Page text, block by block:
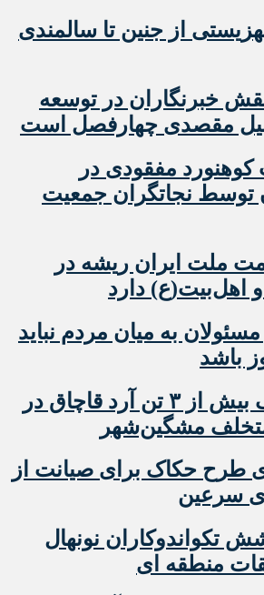
از جنین تا سالمندی
خبرنگاران در توسعه
مقصدی چهارفصل است
کوهنورد مفقودی در
توسط نجاتگران جمعیت
ملت ایران ریشه در
اهل‌بیت(ع) دارد
به میان مردم نباید
باشد
کشف بیش از ۳ تن آرد قاچاق در
متخلف مشگین‌شهر
طرح حکاک برای صیانت از
سرعین
تکواندوکاران نونهال
منطقه ای